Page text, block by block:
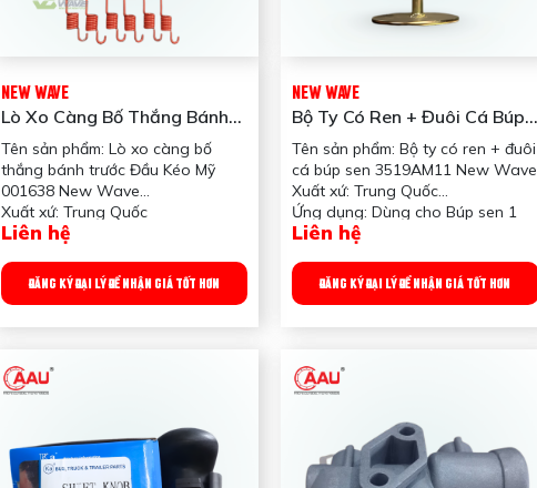
NEW WAVE
Lò Xo Càng Bố Thắng Bánh
Trước Đầu Kéo Mỹ 001638
New Wave
Tên sản phẩm: Lò xo càng bố
thắng bánh trước Đầu Kéo Mỹ
001638 New Wave
Xuất xứ: Trung Quốc
Ứng dụng: Dùng cho xe đầu kéo
bố thắng
Trọng lượng: 100 gram
Liên hệ
ĐĂNG KÝ ĐẠI LÝ ĐỂ NHẬN GIÁ TỐT HƠN
NEW WAVE
Bộ Ty Có Ren + Đuôi Cá Búp
Sen 3519AM11 New Wave
Tên sản phẩm: Bộ ty có ren + đuôi
cá búp sen 3519AM11 New Wave
Xuất xứ: Trung Quốc
Ứng dụng: Dùng cho Búp sen 1
tầng da 18cm ĐK KA
Liên hệ
ĐĂNG KÝ ĐẠI LÝ ĐỂ NHẬN GIÁ TỐT HƠN